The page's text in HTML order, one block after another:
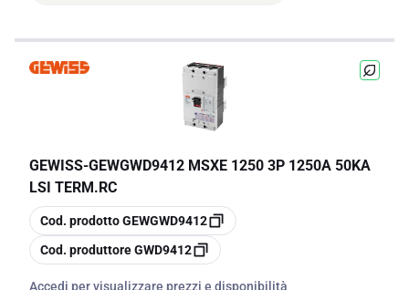
GEWISS-GEWGWD9412 MSXE 1250 3P 1250A 50KA
LSI TERM.RC
copia
Cod. prodottoGEWGWD9412
copia
Cod. produttoreGWD9412
Accedi per visualizzare prezzi e disponibilità